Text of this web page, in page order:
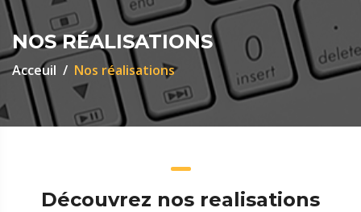
NOS RÉALISATIONS
Acceuil Nos réalisations
Découvrez nos realisations